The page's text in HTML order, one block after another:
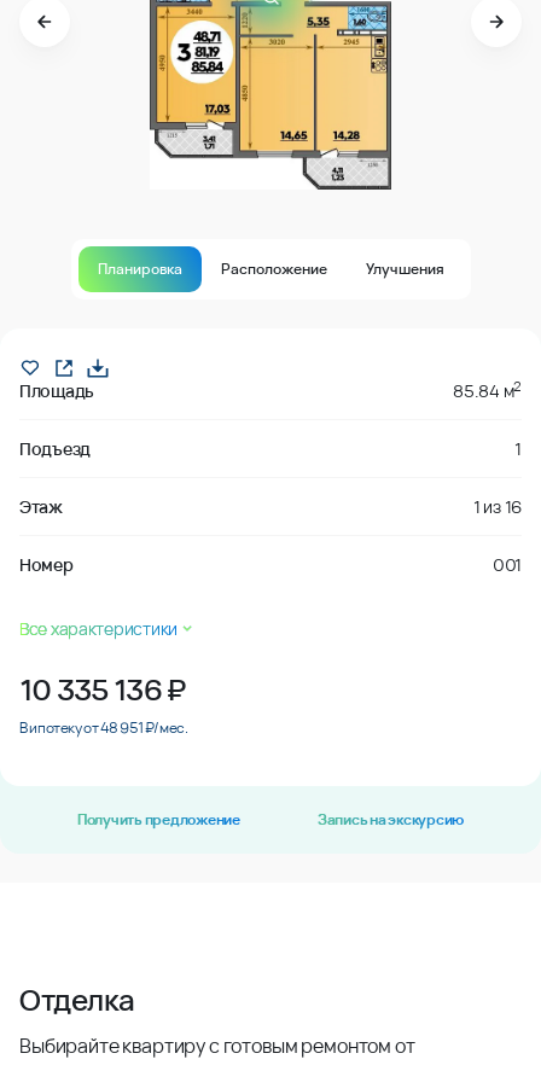
Планировка Расположение Улучшения
Площадь 85.84 м2
Подъезд 1
Этаж 1 из16
Номер 001
Все характеристики
10 335 136₽
В ипотеку от 48 951 ₽/мес.
Получить предложение Запись на экскурсию
Отделка
Выбирайте квартиру с готовым ремонтом от